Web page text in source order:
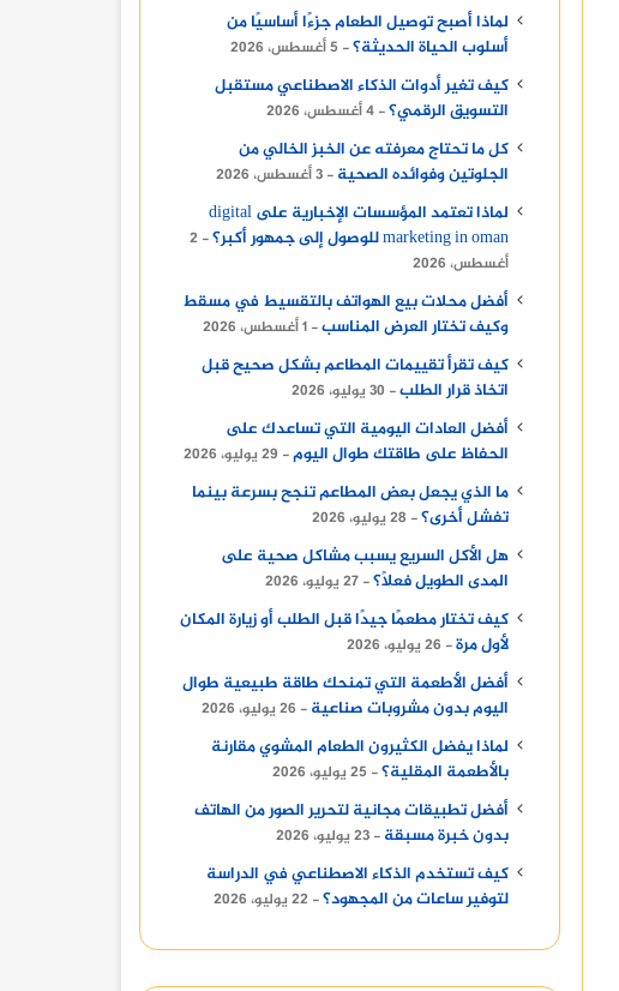
لماذا أصبح توصيل الطعام جزءًا أساسيًا من
أسلوب الحياة الحديثة؟
5 أغسطس، 2026
كيف تغير أدوات الذكاء الاصطناعي مستقبل
التسويق الرقمي؟
4 أغسطس، 2026
كل ما تحتاج معرفته عن الخبز الخالي من
الجلوتين وفوائده الصحية
3 أغسطس، 2026
لماذا تعتمد المؤسسات الإخبارية على digital
marketing in oman للوصول إلى جمهور أكبر؟
2
أغسطس، 2026
أفضل محلات بيع الهواتف بالتقسيط في مسقط
وكيف تختار العرض المناسب
1 أغسطس، 2026
كيف تقرأ تقييمات المطاعم بشكل صحيح قبل
اتخاذ قرار الطلب
30 يوليو، 2026
أفضل العادات اليومية التي تساعدك على
الحفاظ على طاقتك طوال اليوم
29 يوليو، 2026
ما الذي يجعل بعض المطاعم تنجح بسرعة بينما
تفشل أخرى؟
28 يوليو، 2026
هل الأكل السريع يسبب مشاكل صحية على
المدى الطويل فعلًا؟
27 يوليو، 2026
كيف تختار مطعمًا جيدًا قبل الطلب أو زيارة المكان
لأول مرة
26 يوليو، 2026
أفضل الأطعمة التي تمنحك طاقة طبيعية طوال
اليوم بدون مشروبات صناعية
26 يوليو، 2026
لماذا يفضل الكثيرون الطعام المشوي مقارنة
بالأطعمة المقلية؟
25 يوليو، 2026
أفضل تطبيقات مجانية لتحرير الصور من الهاتف
بدون خبرة مسبقة
23 يوليو، 2026
كيف تستخدم الذكاء الاصطناعي في الدراسة
لتوفير ساعات من المجهود؟
22 يوليو، 2026